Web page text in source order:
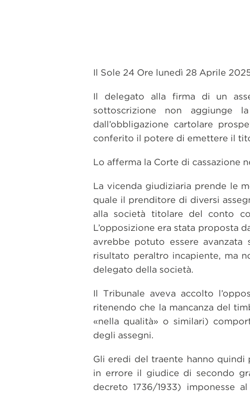
Il Sole 24 Ore lunedì 28 Aprile
Il delegato alla firma di un
sottoscrizione non aggiunge
dall’obbligazione cartolare
conferito il potere di emettere il
Lo afferma la Corte di cassazione
La vicenda giudiziaria prende le
quale il prenditore di diversi
alla società titolare del conto
L’opposizione era stata proposta
avrebbe potuto essere
risultato peraltro incapiente, ma
delegato della società.
Il Tribunale aveva accolto
ritenendo che la mancanza del
«nella qualità» o similari)
degli assegni.
Gli eredi del traente hanno quindi
in errore il giudice di secondo
decreto 1736/1933) imponesse